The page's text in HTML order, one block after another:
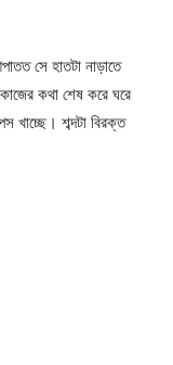
সে হাতটা নাড়াতে
কথা শেষ করে ঘরে
খাচ্ছে। শব্দটা বিরক্ত